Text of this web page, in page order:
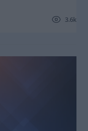
3.6k